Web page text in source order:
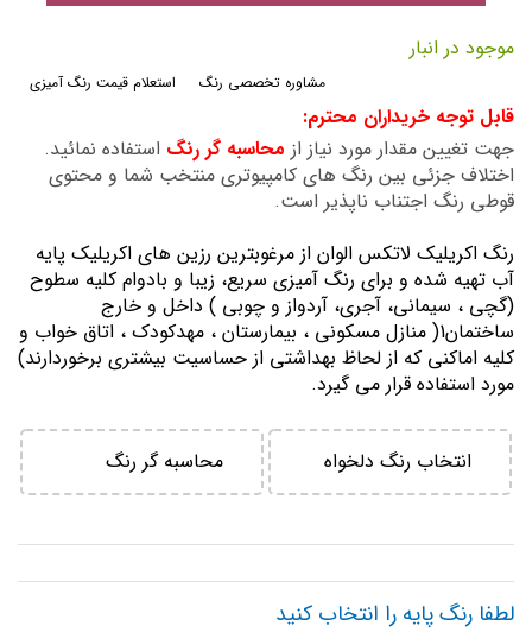
ابتدای
گالری
موجود در انبار
استعلام قیمت رنگ آمیزی مشاوره تخصصی رنگ
قابل توجه خریداران محترم:
جهت تغیین مقدار مورد نیاز از محاسبه گر رنگ استفاده نمائید.
اختلاف جزئی بین رنگ های کامپیوتری منتخب شما و محتوی
قوطی رنگ اجتناب ناپذیر است.
رنگ اكريليك لاتكس الوان از مرغوبترين رزين هاي اكريليك پايه
آب تهيه شده و برای رنگ آمیزی سریع، زیبا و بادوام کلیه سطوح
(گچی ، سیمانی، آجری، آردواز و چوبی ) داخل و خارج
ساختمان1( منازل مسكوني ، بيمارستان ، مهدكودك ، اتاق خواب و
كليه اماكني كه از لحاظ بهداشتي از حساسيت بيشتري برخوردارند)
مورد استفاده قرار می گیرد.
انتخاب رنگ دلخواه محاسبه گر رنگ
لطفا رنگ پایه را انتخاب کنید